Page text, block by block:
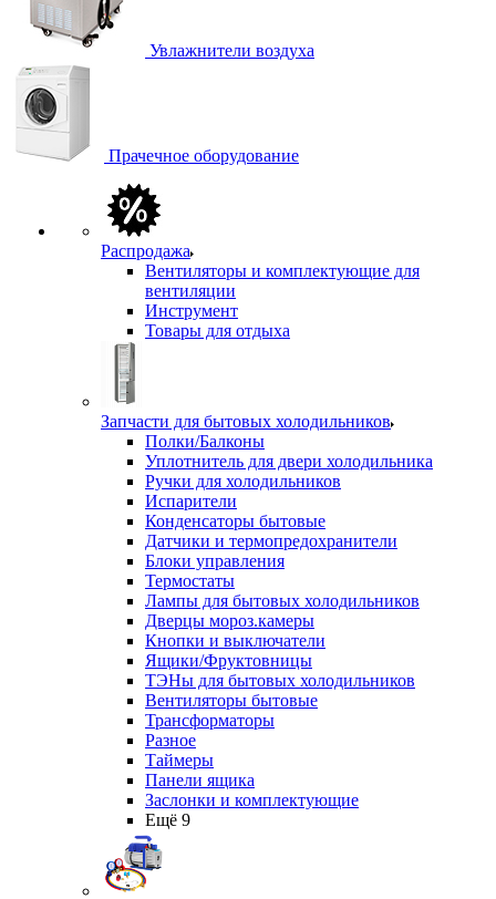
Увлажнители воздуха
Прачечное оборудование
Распродажа
Вентиляторы и комплектующие для
вентиляции
Инструмент
Товары для отдыха
Запчасти для бытовых холодильников
Полки/Балконы
Уплотнитель для двери холодильника
Ручки для холодильников
Испарители
Конденсаторы бытовые
Датчики и термопредохранители
Блоки управления
Термостаты
Лампы для бытовых холодильников
Дверцы мороз.камеры
Кнопки и выключатели
Ящики/Фруктовницы
ТЭНы для бытовых холодильников
Вентиляторы бытовые
Трансформаторы
Разное
Таймеры
Панели ящика
Заслонки и комплектующие
Ещё 9